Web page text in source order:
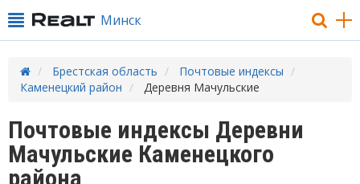
Минск
Брестская область
Почтовые индексы
Каменецкий район
Деревня Мачульские
Почтовые индексы Деревни
Мачульские Каменецкого
района